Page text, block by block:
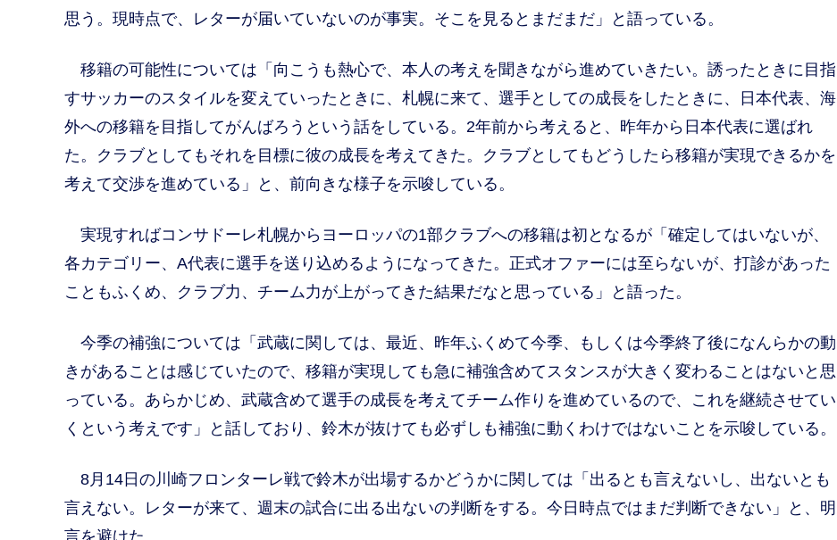
思う。現時点で、レターが届いていないのが事実。そこを見るとまだまだ」と語っている。
移籍の可能性については「向こうも熱心で、本人の考えを聞きながら進めていきたい。誘ったときに目指
すサッカーのスタイルを変えていったときに、札幌に来て、選手としての成長をしたときに、日本代表、海
外への移籍を目指してがんばろうという話をしている。2年前から考えると、昨年から日本代表に選ばれ
た。クラブとしてもそれを目標に彼の成長を考えてきた。クラブとしてもどうしたら移籍が実現できるかを
考えて交渉を進めている」と、前向きな様子を示唆している。
実現すればコンサドーレ札幌からヨーロッパの1部クラブへの移籍は初となるが「確定してはいないが、
各カテゴリー、A代表に選手を送り込めるようになってきた。正式オファーには至らないが、打診があった
こともふくめ、クラブ力、チーム力が上がってきた結果だなと思っている」と語った。
今季の補強については「武蔵に関しては、最近、昨年ふくめて今季、もしくは今季終了後になんらかの動
きがあることは感じていたので、移籍が実現しても急に補強含めてスタンスが大きく変わることはないと思
っている。あらかじめ、武蔵含めて選手の成長を考えてチーム作りを進めているので、これを継続させてい
くという考えです」と話しており、鈴木が抜けても必ずしも補強に動くわけではないことを示唆している。
8月14日の川崎フロンターレ戦で鈴木が出場するかどうかに関しては「出るとも言えないし、出ないとも
言えない。レターが来て、週末の試合に出る出ないの判断をする。今日時点ではまだ判断できない」と、明
言を避けた。